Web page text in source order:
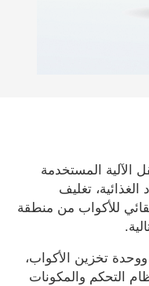
الآلية المستخدمة
تغليف
للأكواب من منطقة
تخزين الأكواب،
التحكم والمكونات